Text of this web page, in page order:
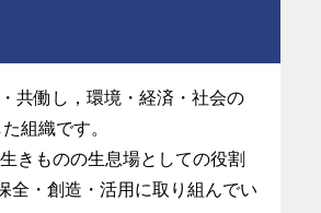
共働し，環境・経済・社会の
組織です。
きものの生息場としての役割
全・創造・活用に取り組んでい